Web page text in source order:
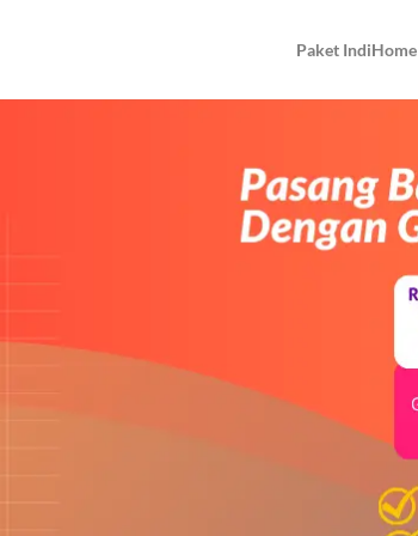
Paket IndiHome